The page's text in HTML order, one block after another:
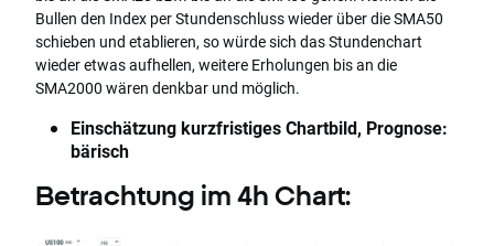
Bullen den Index per Stundenschluss wieder über die SMA50
schieben und etablieren, so würde sich das Stundenchart
wieder etwas aufhellen, weitere Erholungen bis an die
SMA2000 wären denkbar und möglich.
Einschätzung kurzfristiges Chartbild, Prognose:
bärisch
Betrachtung im 4h Chart: